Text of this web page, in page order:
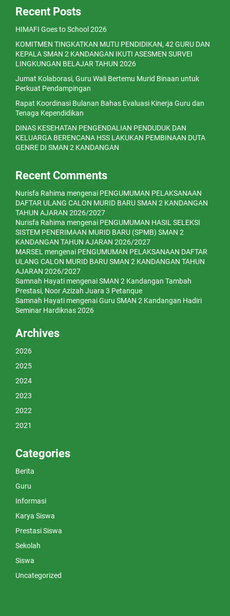
Recent Posts
HIMAFI Goes to School 2026
KOMITMEN TINGKATKAN MUTU PENDIDIKAN, 42 GURU DAN
KEPALA SMAN 2 KANDANGAN IKUTI ASESMEN SURVEI
LINGKUNGAN BELAJAR TAHUN 2026
Jumat Kolaborasi, Guru Wali Bertemu Murid Binaan untuk
Perkuat Pendampingan
Rapat Koordinasi Bulanan Bahas Evaluasi Kinerja Guru dan
Tenaga Kependidikan
DINAS KESEHATAN PENGENDALIAN PENDUDUK DAN
KELUARGA BERENCANA HSS LAKUKAN PEMBINAAN DUTA
GENRE DI SMAN 2 KANDANGAN
Recent Comments
Nurisfa Rahima mengenai PENGUMUMAN PELAKSANAAN
DAFTAR ULANG CALON MURID BARU SMAN 2 KANDANGAN
TAHUN AJARAN 2026/2027
Nurisfa Rahima mengenai PENGUMUMAN HASIL SELEKSI
SISTEM PENERIMAAN MURID BARU (SPMB) SMAN 2
KANDANGAN TAHUN AJARAN 2026/2027
MARSEL mengenai PENGUMUMAN PELAKSANAAN DAFTAR
ULANG CALON MURID BARU SMAN 2 KANDANGAN TAHUN
AJARAN 2026/2027
Samnah Hayati mengenaiSMAN 2 Kandangan Tambah
Prestasi, Noor Azizah Juara 3 Petanque
Samnah Hayati mengenaiGuru SMAN 2 Kandangan Hadiri
Seminar Hardiknas 2026
Archives
2026
2025
2024
2023
2022
2021
Categories
Berita
Guru
Informasi
Karya Siswa
Prestasi Siswa
Sekolah
Siswa
Uncategorized